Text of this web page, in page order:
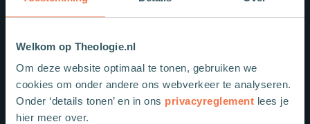
Welkom op Theologie.nl
Om deze website optimaal te tonen, gebruiken we
cookies om onder andere ons webverkeer te analyseren.
Onder ‘details tonen’ en in ons privacyreglement lees je
hier meer over.